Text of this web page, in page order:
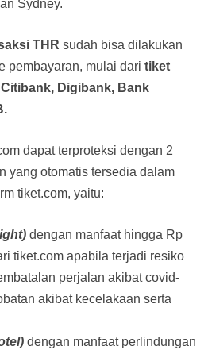
Sydney.
THR sudah bisa dilakukan
pembayaran, mulai dari tiket
Digibank, Bank
dapat terproteksi dengan 2
yang otomatis tersedia dalam
tiket.com, yaitu:
dengan manfaat hingga Rp
tiket.com apabila terjadi resiko
perjalan akibat covid-
akibat kecelakaan serta
dengan manfaat perlindungan